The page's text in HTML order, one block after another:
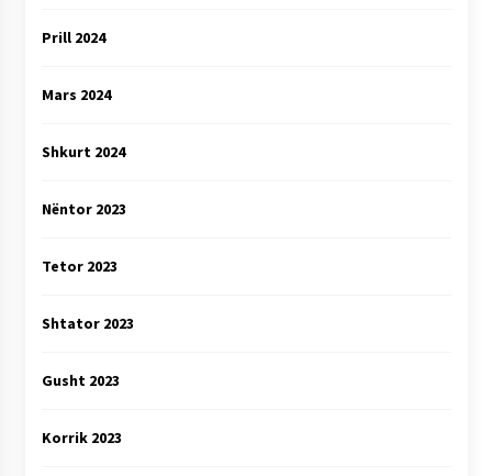
Prill 2024
Mars 2024
Shkurt 2024
Nëntor 2023
Tetor 2023
Shtator 2023
Gusht 2023
Korrik 2023